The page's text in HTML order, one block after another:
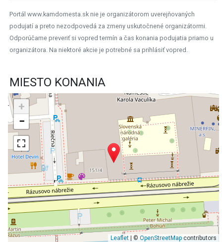
Portál www.kamdomesta.sk nie je organizátorom uverejňovaných
podujatí a preto nezodpovedá za zmeny uskutočnené organizátormi.
Odporúčame preveriť si vopred termín a čas konania podujatia priamo u
organizátora. Na niektoré akcie je potrebné sa prihlásiť vopred.
MIESTO KONANIA
+
−
Leaflet| © OpenStreetMapcontributors